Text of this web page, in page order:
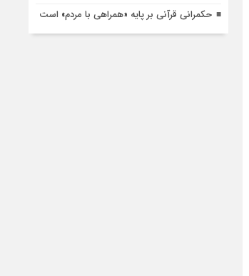
حکمرانی قرآنی بر پایه «همراهی با مردم» است